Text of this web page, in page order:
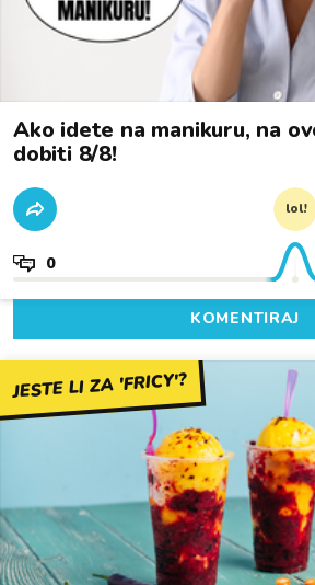
Ako idete na manikuru, na
dobiti 8/8!
lol!
0
KOMENTIRAJ
JESTE LI ZA 'FRICY'?